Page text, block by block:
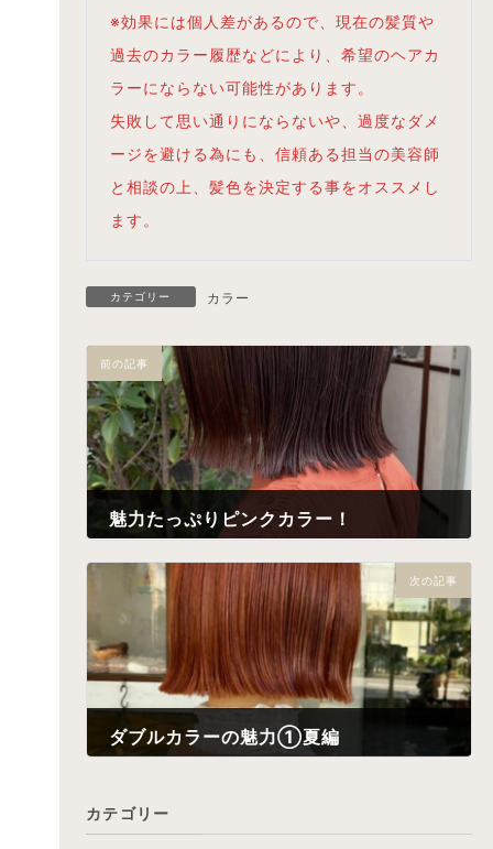
※効果には個人差があるので、現在の髪質や
過去のカラー履歴などにより、希望のヘアカ
ラーにならない可能性があります。
失敗して思い通りにならないや、過度なダメ
ージを避ける為にも、信頼ある担当の美容師
と相談の上、髪色を決定する事をオススメし
ます。
カテゴリー カラー
前の記事
魅力たっぷりピンクカラー！
2022年6月9日
次の記事
ダブルカラーの魅力①夏編
カテゴリー